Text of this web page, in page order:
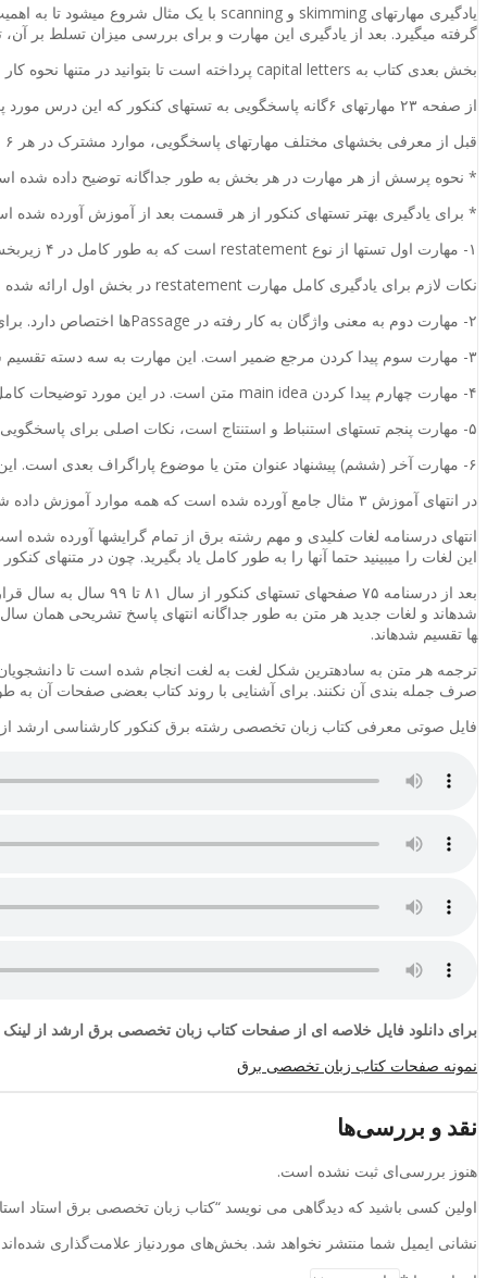
یادگیری مهارت­های skimming و scanning با یک مثال شروع می­شود تا به
گرفته می­گیرد. بعد از یادگیری این مهارت و برای بررسی میزان تسلط بر
بخش بعدی کتاب به capital letters پرداخته است تا بتوانید در متن­ها نحوه
از صفحه ۲۳ مهارت­های ۶گانه پاسخگویی به تست­های کنکور که این درس مورد پرسش هستند آموزش داده شده است.
قبل از معرفی بخش­های مختلف مهارت­های پاسخگویی، موارد مشترک در هر ۶ بخش در زیر آورده شده است:
* نحوه پرسش از هر مهارت در هر بخش به طور جداگانه توضیح داده شده
* برای یادگیری بهتر تست­های کنکور از هر قسمت بعد از آموزش آورده شده
۱- مهارت اول تست­ها از نوع
restatement است که به طور کامل در ۴ زیربخش توضیح داده شده است.
نکات لازم برای یادگیری کامل مهارت restatement در بخش اول ارائه
۲- مهارت دوم به معنی واژگان به کار رفته در
Passageها اختصاص دارد.
۳- مهارت سوم پیدا کردن مرجع ضمیر است. این مهارت به سه دسته تقسیم شده و هر کدام به طور کامل توضیح داده شده است.
۴- مهارت چهارم پیدا کردن
main idea متن است. در این مورد توضیحات
۵- مهارت پنجم تست­های استنباط و استنتاج است، نکات اصلی برای پاسخگویی به این تست­ها ارائه شده است.
۶- مهارت آخر (ششم) پیشنهاد عنوان متن یا موضوع پاراگراف بعدی است. این نوع پرسش­ها صرفا با دانستن چند نکته قابل پاسخگویی است که در کتاب آمده است.
در انتهای آموزش ۳ مثال جامع آورده شده است که همه موارد آموزش داده شده را در خود جای داده­اند و به همه پرسش­های آن پاسخ تشریحی داده شده است.
انتهای درسنامه لغات کلیدی و مهم رشته برق از تمام گرایش­ها آورده شده
این لغات را می­بینید حتما آن­ها را به طور کامل یاد بگیرید. چون در متن­های
بعد از درسنامه ۷۵
شده­اند و لغات جدید هر متن به طور جداگانه انتهای پاسخ تشریحی
ها تقسیم شده­اند.
ترجمه هر متن به ساده­ترین شکل لغت به لغت انجام شده است تا
صرف جمله بندی آن نکنند. برای آشنایی با روند کتاب بعضی صفحات آن به
فایل صوتی معرفی کتاب زبان تخصصی رشته برق کنکور کارشناسی ارشد از
برای دانلود فایل خلاصه ای از صفحات کتاب زبان تخصصی برق ارشد از لینک
نمونه صفحات کتاب زبان تخصصی برق
نقد و بررسی‌ها
هنوز بررسی‌ای ثبت نشده است.
اولین کسی باشید که دیدگاهی می نویسد “کتاب زبان تخصصی برق استاد
نشانی ایمیل شما منتشر نخواهد شد. بخش‌های موردنیاز علامت‌گذاری